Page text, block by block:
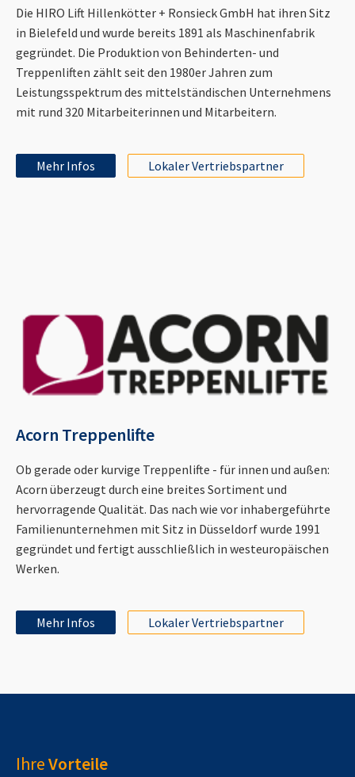
Die HIRO Lift Hillenkötter + Ronsieck GmbH hat ihren Sitz
in Bielefeld und wurde bereits 1891 als Maschinenfabrik
gegründet. Die Produktion von Behinderten- und
Treppenliften zählt seit den 1980er Jahren zum
Leistungsspektrum des mittelständischen Unternehmens
mit rund 320 Mitarbeiterinnen und Mitarbeitern.
Mehr Infos Lokaler Vertriebspartner
Acorn Treppenlifte
Ob gerade oder kurvige Treppenlifte - für innen und außen:
Acorn überzeugt durch eine breites Sortiment und
hervorragende Qualität. Das nach wie vor inhabergeführte
Familienunternehmen mit Sitz in Düsseldorf wurde 1991
gegründet und fertigt ausschließlich in westeuropäischen
Werken.
Mehr Infos Lokaler Vertriebspartner
IhreVorteile